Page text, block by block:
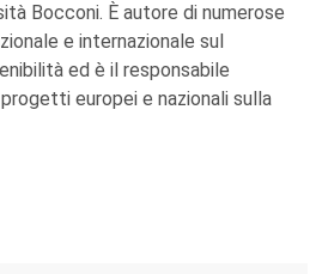
Bocconi. È autore di numerose
e internazionale sul
ed è il responsabile
europei e nazionali sulla